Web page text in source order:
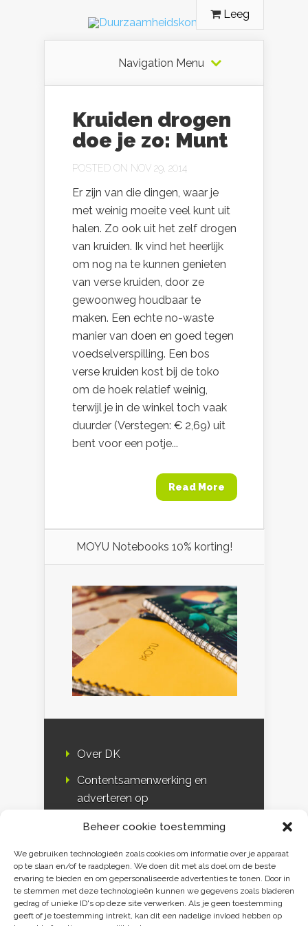
Beheer cookie toestemming
We gebruiken technologieën zoals cookies om informatie over je apparaat
op te slaan en/of te raadplegen. We doen dit met als doel om de beste
ervaring te bieden en om gepersonaliseerde advertenties te tonen. Door in
te stemmen met deze technologieën kunnen we gegevens zoals bladeren
gedrag of unieke ID's op deze site verwerken. Als je geen toestemming
geeft of je toestemming intrekt, kan dit een nadelige invloed hebben op
Leeg
Navigation Menu
Kruiden drogen
doe je zo: Munt
POSTED ON NOV 29, 2014
Er zijn van die dingen, waar je
met weinig moeite veel kunt uit
halen. Zo ook uit het zelf drogen
van kruiden. Ik vind het heerlijk
om nog na te kunnen genieten
van verse kruiden, door ze
gewoonweg houdbaar te
maken. Een echte no-waste
manier van doen en goed tegen
voedselverspilling. Een bos
verse kruiden kost bij de toko
om de hoek relatief weinig,
terwijl je in de winkel toch vaak
duurder (Verstegen: € 2,69) uit
bent voor een potje...
Read More
MOYU Notebooks 10% korting!
Over DK
Contentsamenwerking en
adverteren op
DK & media
Disclaimer
Privacy verklaring